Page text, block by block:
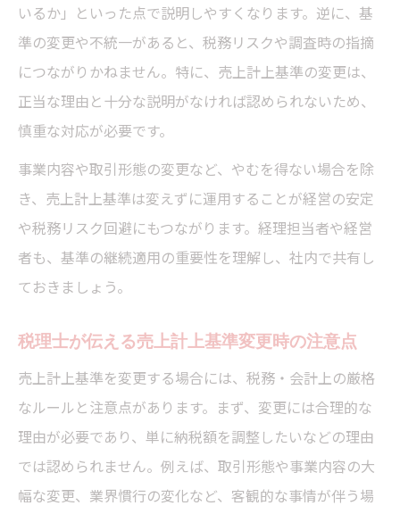
いるか」といった点で説明しやすくなります。逆に、基
準の変更や不統一があると、税務リスクや調査時の指摘
につながりかねません。特に、売上計上基準の変更は、
正当な理由と十分な説明がなければ認められないため、
慎重な対応が必要です。
事業内容や取引形態の変更など、やむを得ない場合を除
き、売上計上基準は変えずに運用することが経営の安定
や税務リスク回避にもつながります。経理担当者や経営
者も、基準の継続適用の重要性を理解し、社内で共有し
ておきましょう。
税理士が伝える売上計上基準変更時の注意点
売上計上基準を変更する場合には、税務・会計上の厳格
なルールと注意点があります。まず、変更には合理的な
理由が必要であり、単に納税額を調整したいなどの理由
では認められません。例えば、取引形態や事業内容の大
幅な変更、業界慣行の変化など、客観的な事情が伴う場